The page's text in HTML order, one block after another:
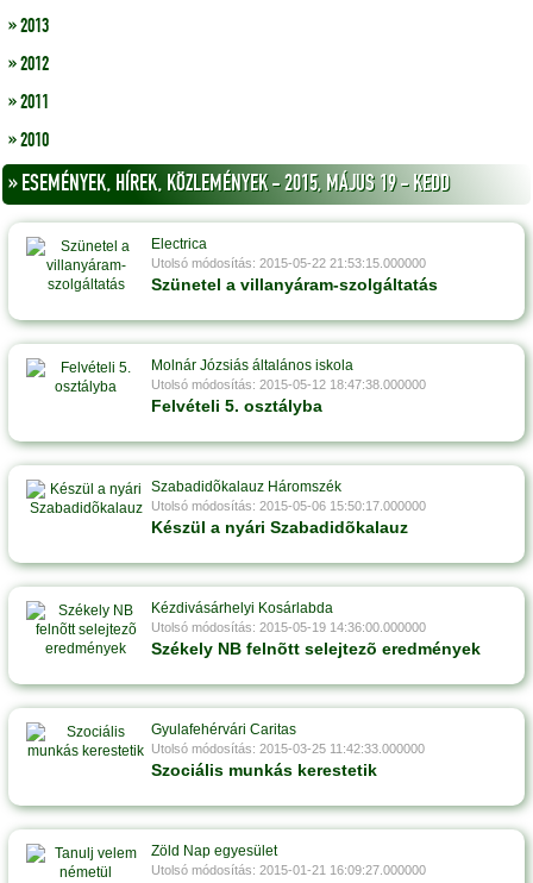
» 2013
» 2012
» 2011
» 2010
» ESEMÉNYEK, HÍREK, KÖZLEMÉNYEK - 2015, MÁJUS 19 - KEDD
Electrica
Utolsó módosítás: 2015-05-22 21:53:15.000000
Szünetel a villanyáram-szolgáltatás
Molnár Józsiás általános iskola
Utolsó módosítás: 2015-05-12 18:47:38.000000
Felvételi 5. osztályba
Szabadidõkalauz Háromszék
Utolsó módosítás: 2015-05-06 15:50:17.000000
Készül a nyári Szabadidõkalauz
Kézdivásárhelyi Kosárlabda
Utolsó módosítás: 2015-05-19 14:36:00.000000
Székely NB felnõtt selejtezõ eredmények
Gyulafehérvári Caritas
Utolsó módosítás: 2015-03-25 11:42:33.000000
Szociális munkás kerestetik
Zöld Nap egyesület
Utolsó módosítás: 2015-01-21 16:09:27.000000